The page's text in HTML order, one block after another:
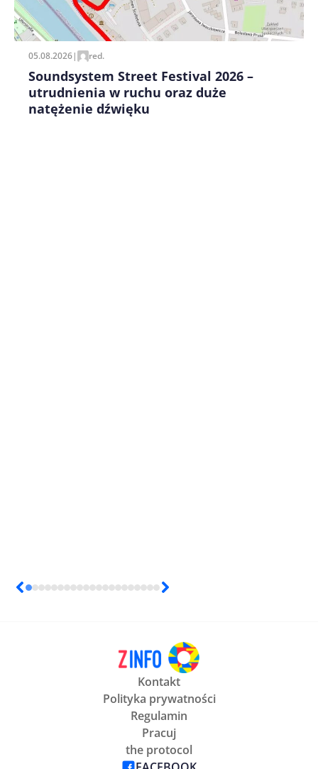
pisania kolejnych komentarzy.
05.08.2026| red.
Soundsystem Street Festival 2026 –
utrudnienia w ruchu oraz duże
natężenie dźwięku
Kontakt
Polityka prywatności
Regulamin
Pracuj
the protocol